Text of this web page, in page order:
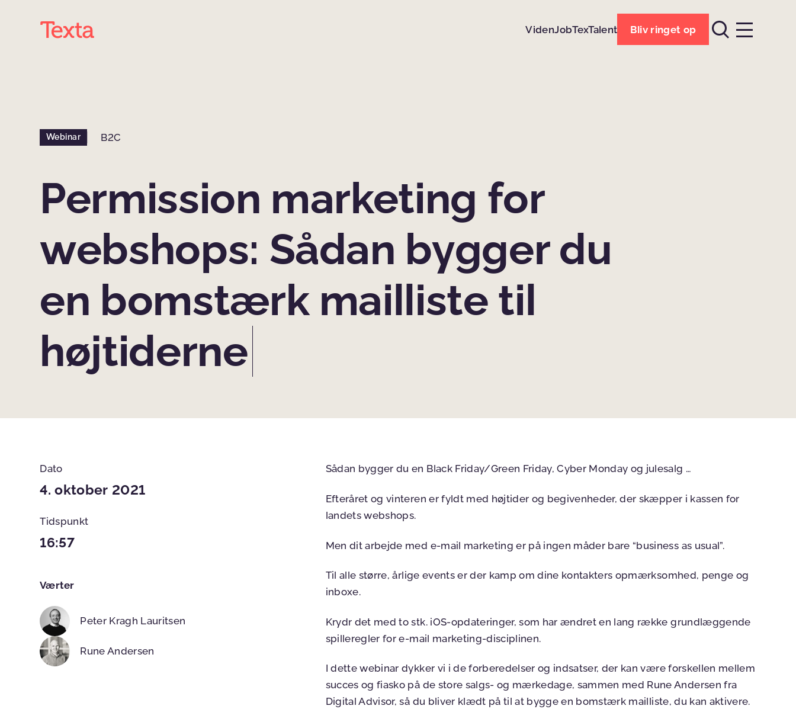
VidenJobTexTalent Bliv ringet op
Webinar B2C
Permission marketing for
webshops: Sådan bygger du
en bomstærk mailliste til
højtiderne
Dato
4. oktober 2021
Tidspunkt
16:57
Værter
Peter Kragh Lauritsen
Rune Andersen
Sådan bygger du en Black Friday/Green Friday, Cyber Monday og julesalg …
Efteråret og vinteren er fyldt med højtider og begivenheder, der skæpper i kassen for
landets webshops.
Men dit arbejde med e-mail marketing er på ingen måder bare “business as usual”.
Til alle større, årlige events er der kamp om dine kontakters opmærksomhed, penge og
inboxe.
Krydr det med to stk. iOS-opdateringer, som har ændret en lang række grundlæggende
spilleregler for e-mail marketing-disciplinen.
I dette webinar dykker vi i de forberedelser og indsatser, der kan være forskellen mellem
succes og fiasko på de store salgs- og mærkedage, sammen med Rune Andersen fra
Digital Advisor, så du bliver klædt på til at bygge en bomstærk mailliste, du kan aktivere.